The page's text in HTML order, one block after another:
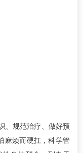
、规范治疗、做好预
麻烦而硬扛，科学管